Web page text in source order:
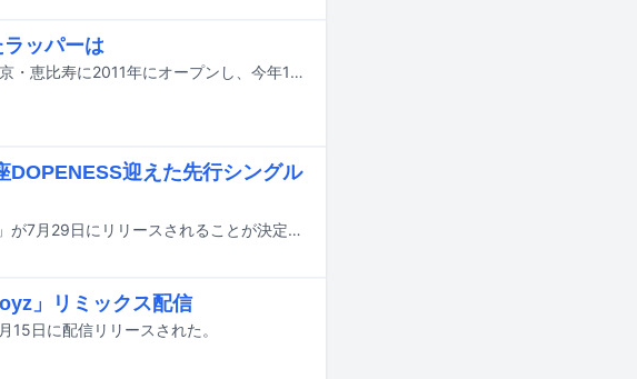
ッパーは
今、最もホットなラッパーが集まる東京の現場と言えば、東京・恵比寿に2011年にオープンし、今年15周年を迎えたEBISU BATICA。シーンのトップを走るラッパーたちが出演してきた日本語ラップの最前線であり、毎月さまざまなパーティが開催されています。この連載では、そんなBATICAのブッキングを担当している店長の一瀬公佑さんが特に印象に残ったパーティやラッパーを毎月紹介。今回は6月のパーティに出演したラッパーたちを振り返っていただきました。
迎えた先行シングル
doooo a.k.a. 宍戸マザファカの3rdアルバム「CONFUSION」が7月29日にリリースされることが決定。本日7月15日にPESと鎮座DOPENESSを客演に迎えた先行シングル第3弾「のらりくらり feat. PES & 鎮座DOPENESS」が配信リリースされた。
」リミックス配信
日に配信リリースされた。